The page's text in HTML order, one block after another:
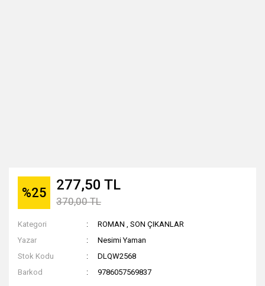
%25 277,50 TL
370,00 TL
Kategori ROMAN ,SON ÇIKANLAR
Yazar
Nesimi Yaman
Stok Kodu
DLQW2568
Barkod
9786057569837